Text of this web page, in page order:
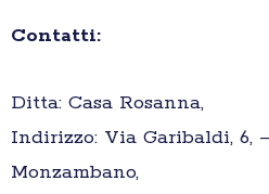
Contatti:
Ditta: Casa Rosanna,
Indirizzo: Via Garibaldi, 6,
Monzambano,